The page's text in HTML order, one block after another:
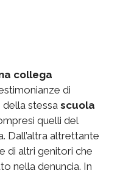
collega
di
della stessa scuola
quelli del
Dall’altra altrettante
di altri genitori che
nella denuncia. In